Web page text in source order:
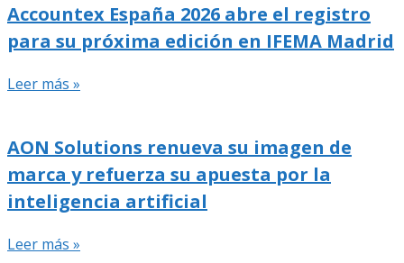
Accountex España 2026 abre el registro
para su próxima edición en IFEMA Madrid
Leer más »
AON Solutions renueva su imagen de
marca y refuerza su apuesta por la
inteligencia artificial
Leer más »